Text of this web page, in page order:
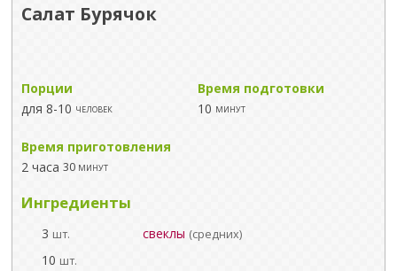
Салат Бурячок
Порции
Время подготовки
для 8-10 человек 10 минут
Время приготовления
2 часа 30 минут
Ингредиенты
3 шт. свеклы (средних)
10 шт.